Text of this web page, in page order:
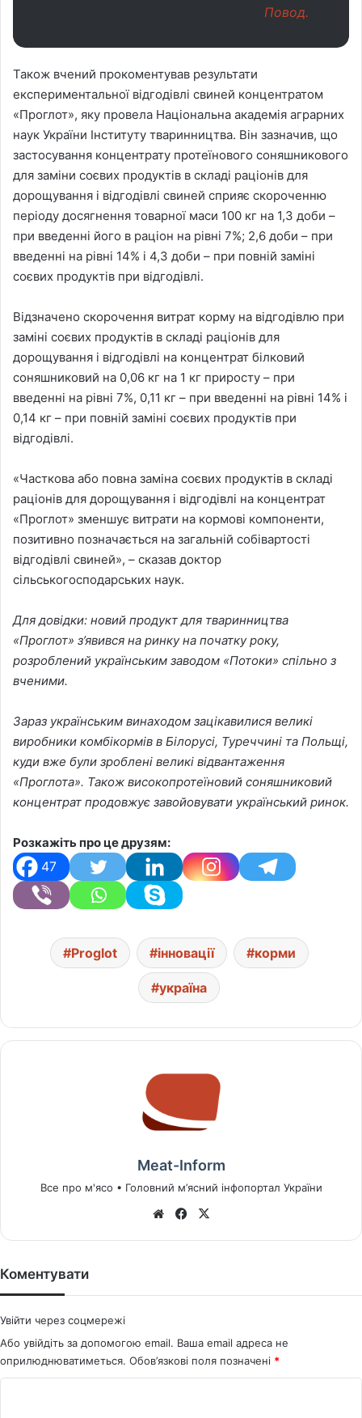
Повод.
Також вчений прокоментував результати
експериментальної відгодівлі свиней концентратом
«Проглот», яку провела Національна академія аграрних
наук України Інституту тваринництва. Він зазначив, що
застосування концентрату протеїнового соняшникового
для заміни соєвих продуктів в складі раціонів для
дорощування і відгодівлі свиней сприяє скороченню
періоду досягнення товарної маси 100 кг на 1,3 доби –
при введенні його в раціон на рівні 7%; 2,6 доби – при
введенні на рівні 14% і 4,3 доби – при повній заміні
соєвих продуктів при відгодівлі.
Відзначено скорочення витрат корму на відгодівлю при
заміні соєвих продуктів в складі раціонів для
дорощування і відгодівлі на концентрат білковий
соняшниковий на 0,06 кг на 1 кг приросту – при
введенні на рівні 7%, 0,11 кг – при введенні на рівні 14% і
0,14 кг – при повній заміні соєвих продуктів при
відгодівлі.
«Часткова або повна заміна соєвих продуктів в складі
раціонів для дорощування і відгодівлі на концентрат
«Проглот» зменшує витрати на кормові компоненти,
позитивно позначається на загальній собівартості
відгодівлі свиней», – сказав доктор
сільськогосподарських наук.
Для довідки: новий продукт для тваринництва
«Проглот» з’явився на ринку на початку року,
розроблений українським заводом «Потоки» спільно з
вченими.
Зараз українським винаходом зацікавилися великі
виробники комбікормів в Білорусі, Туреччині та Польщі,
куди вже були зроблені великі відвантаження
«Проглота». Також високопротеїновий соняшниковий
концентрат продовжує завойовувати український ринок.
Розкажіть про це друзям:
47
Proglot інновації корми
україна
Meat-Inform
Все про м'ясо • Головний м’ясний інфопортал України
We
Fa
Коментувати
Увійти через соцмережі
Або увійдіть за допомогою email. Ваша email адреса не
оприлюднюватиметься. Обов’язкові поля позначені *